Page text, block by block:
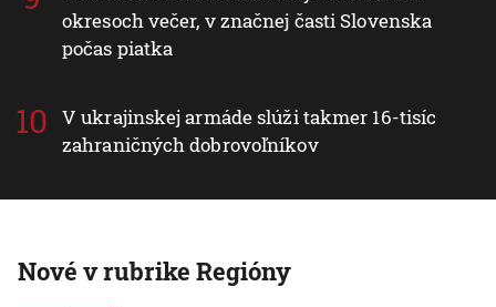
okresoch večer, v značnej časti Slovenska
počas piatka
V ukrajinskej armáde slúži takmer 16-tisíc
zahraničných dobrovoľníkov
Nové v rubrike Regióny